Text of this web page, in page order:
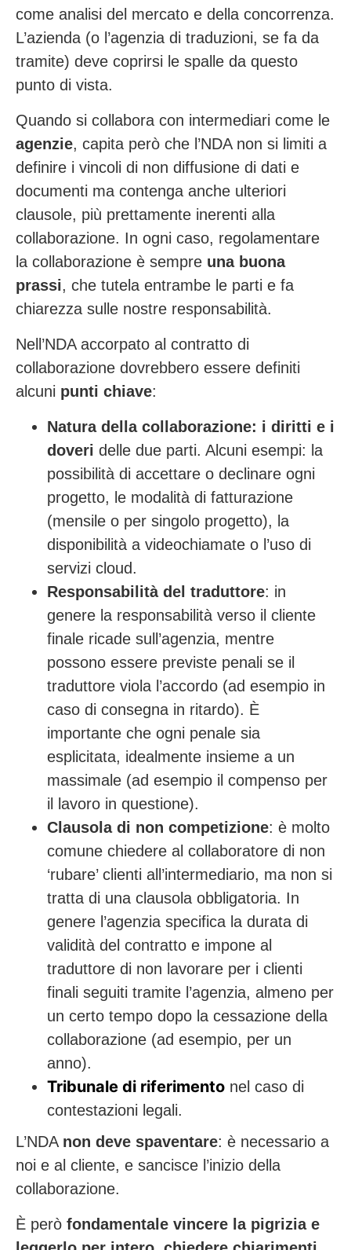
come analisi del mercato e della concorrenza.
L’azienda (o l’agenzia di traduzioni, se fa da
tramite) deve coprirsi le spalle da questo
punto di vista.
Quando si collabora con intermediari come le
agenzie, capita però che l’NDA non si limiti a
definire i vincoli di non diffusione di dati e
documenti ma contenga anche ulteriori
clausole, più prettamente inerenti alla
collaborazione. In ogni caso, regolamentare
la collaborazione è sempre una buona
prassi, che tutela entrambe le parti e fa
chiarezza sulle nostre responsabilità.
Nell’NDA accorpato al contratto di
collaborazione dovrebbero essere definiti
alcuni punti chiave:
Natura della collaborazione: i diritti e i
doveri delle due parti. Alcuni esempi: la
possibilità di accettare o declinare ogni
progetto, le modalità di fatturazione
(mensile o per singolo progetto), la
disponibilità a videochiamate o l’uso di
servizi cloud.
Responsabilità del traduttore: in
genere la responsabilità verso il cliente
finale ricade sull’agenzia, mentre
possono essere previste penali se il
traduttore viola l’accordo (ad esempio in
caso di consegna in ritardo). È
importante che ogni penale sia
esplicitata, idealmente insieme a un
massimale (ad esempio il compenso per
il lavoro in questione).
Clausola di non competizione: è molto
comune chiedere al collaboratore di non
‘rubare’ clienti all’intermediario, ma non si
tratta di una clausola obbligatoria. In
genere l’agenzia specifica la durata di
validità del contratto e impone al
traduttore di non lavorare per i clienti
finali seguiti tramite l’agenzia, almeno per
un certo tempo dopo la cessazione della
collaborazione (ad esempio, per un
anno).
Tribunale di riferimento nel caso di
contestazioni legali.
L’NDA non deve spaventare: è necessario a
noi e al cliente, e sancisce l’inizio della
collaborazione.
È però fondamentale vincere la pigrizia e